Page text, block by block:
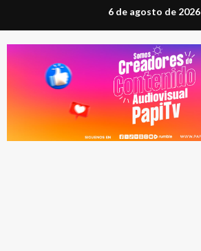
al
contenido
6 de agosto de 2026